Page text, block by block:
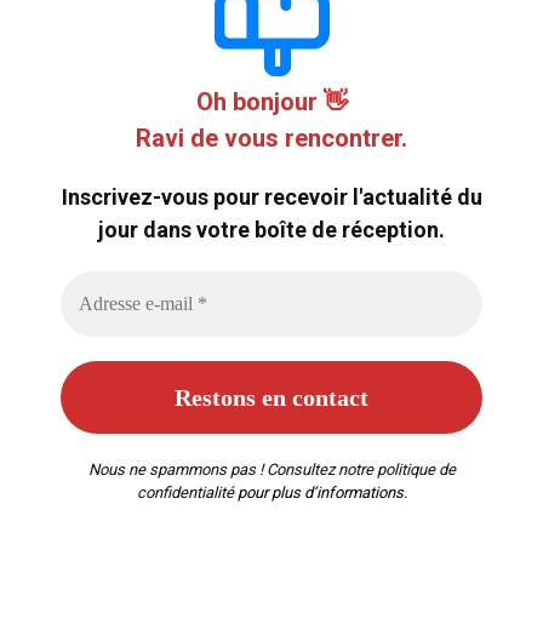
Oh bonjour 👋
Ravi de vous rencontrer.
Inscrivez-vous pour recevoir l'actualité du
jour dans votre boîte de réception.
Nous ne spammons pas ! Consultez notre politique de
confidentialitépour plus d’informations.